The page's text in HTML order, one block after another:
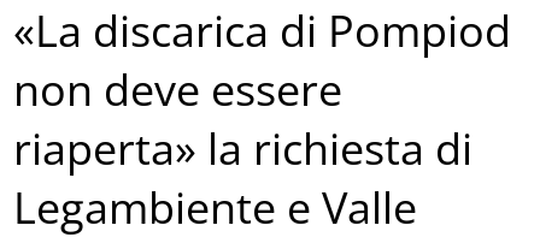
«La discarica di Pompiod
non deve essere
riaperta» la richiesta di
Legambiente e Valle